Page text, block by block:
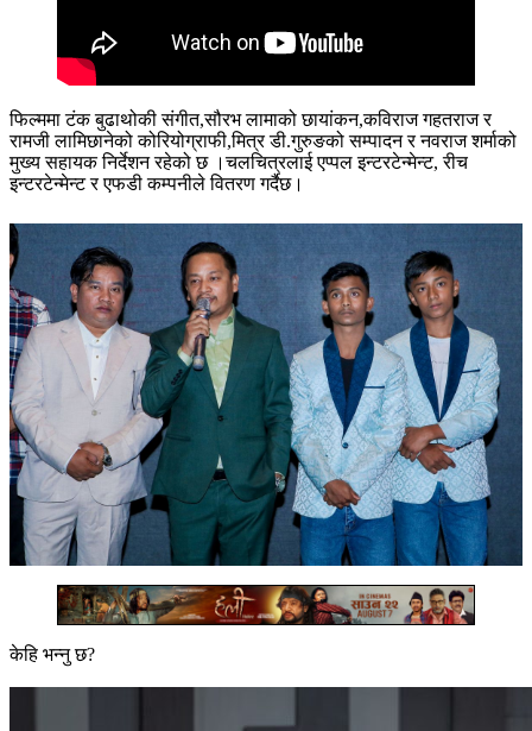
फिल्ममा टंक बुढाथोकी संगीत,सौरभ लामाको छायांकन,कविराज गहतराज र
रामजी लामिछानेको कोरियोग्राफी,मित्र डी.गुरुङको सम्पादन र नवराज शर्माको
मुख्य सहायक निर्देशन रहेको छ ।चलचित्रलाई एप्पल इन्टरटेन्मेन्ट, रीच
इन्टरटेन्मेन्ट र एफडी कम्पनीले वितरण गर्दैछ।
केहि भन्नु छ?